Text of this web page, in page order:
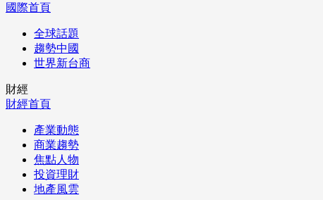
國際首頁
全球話題
趨勢中國
世界新台商
財經
財經首頁
產業動態
商業趨勢
焦點人物
投資理財
地產風雲